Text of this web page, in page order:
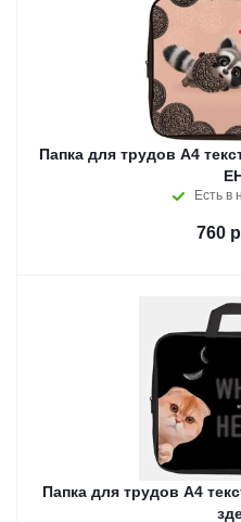
Папка для трудов А4 текстильная
Есть в
760
Папка для трудов А4